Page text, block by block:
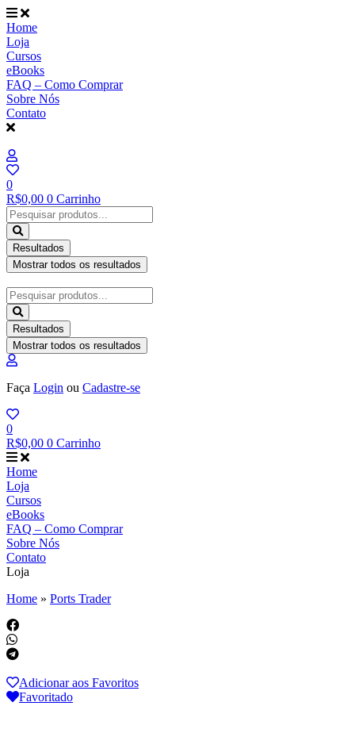
Ir
para
o
conteúdo
Home
Loja
Cursos
eBooks
FAQ – Como Comprar
Sobre Nós
Contato
0
R$0,00 0 Carrinho
Pesquisar
...
Resultados
Mostrar todos os resultados
Pesquisar
...
Resultados
Mostrar todos os resultados
Faça Login ou Cadastre-se
0
R$0,00 0 Carrinho
Home
Loja
Cursos
eBooks
FAQ – Como Comprar
Sobre Nós
Contato
Loja
Home » Ports Trader
Adicionar aos Favoritos
Favoritado